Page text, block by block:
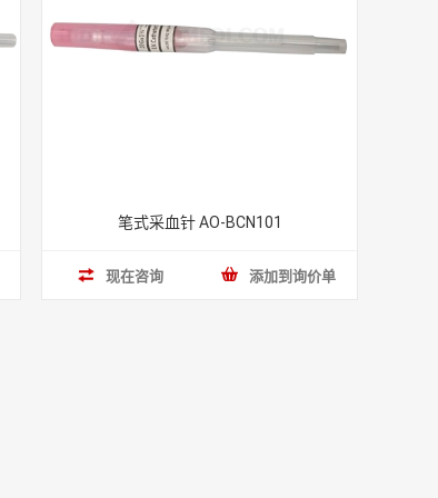
笔式采血针 AO-BCN101
现在咨询 添加到询价单